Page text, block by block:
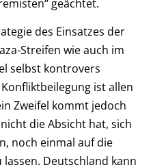
geächtet.
des Einsatzes der
Streifen wie auch im
selbst kontrovers
ist allen
Zweifel kommt jedoch
die Absicht hat, sich
noch einmal auf die
Deutschland kann